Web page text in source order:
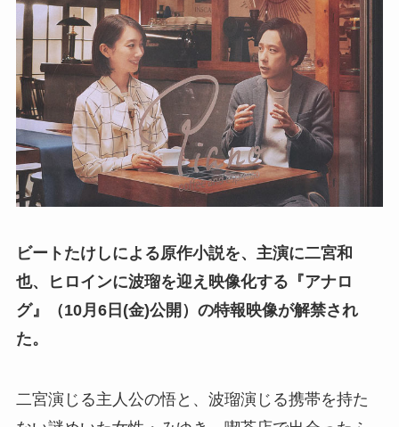
ビートたけしによる原作小説を、主演に二宮和
也、ヒロインに波瑠を迎え映像化する『アナロ
グ』（10月6日(金)公開）の特報映像が解禁され
た。
二宮演じる主人公の悟と、波瑠演じる携帯を持た